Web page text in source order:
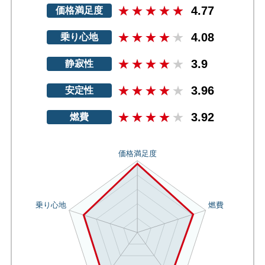
価格満足度 4.77
乗り心地 4.08
静寂性 3.9
安定性 3.96
燃費 3.92